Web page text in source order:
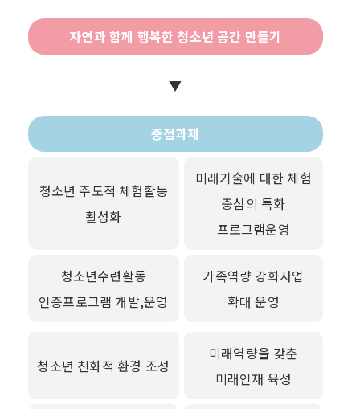
자연과 함께 행복한 청소년 공간 만들기
▼
중점과제
청소년 주도적 체험활동
활성화
미래기술에 대한 체험
중심의 특화
프로그램운영
청소년수련활동
인증프로그램 개발,운영
가족역량 강화사업
확대 운영
청소년 친화적 환경 조성
미래역량을 갖춘
미래인재 육성